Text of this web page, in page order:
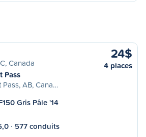
Canada
Pass
AB, Cana…
24$
4 places
Gris Pâle '14
577 conduits